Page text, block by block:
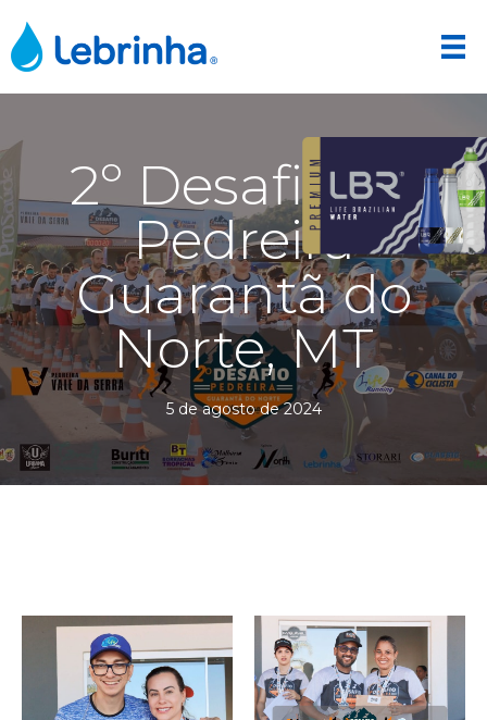
2º Desafio da
Pedreira
Guarantã do
Norte, MT
5 de agosto de 2024